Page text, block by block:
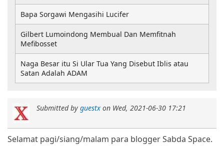
Submitted by guestx on Wed, 2021-06-30 17:21
Selamat pagi/siang/malam para blogger Sabda Space.
Bapa Sorgawi Mengasihi Lucifer
Gilbert Lumoindong Membual Dan Memfitnah
Mefibosset
Naga Besar itu Si Ular Tua Yang Disebut Iblis atau
Satan Adalah ADAM